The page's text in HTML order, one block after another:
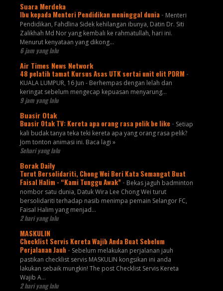
Suara Merdeka
Ibu kepada Menteri Pendidikan meninggal dunia - Menteri
Pendidikan, Fahdlina Sidek kehilangan ibunya, Datin Dr. Siti
Zalikhah Md Nor yang kembali ke rahmatullah, hari ini.
Menurut kenyataan yang dikong...
6 jam yang lalu
Air Times News Network
48 pelatih tamat Kursus Asas UTK sertai unit elit PDRM -
KUALA LUMPUR, 16 Jun - Berhempas dengan lelah dan
keringat sebelum mengecap kepuasan menyarung…
9 jam yang lalu
Buasir Otak
Buasir Otak TV: Kereta apa orang rasa pelik be like - Setiap
kali budak tanya teka teki kereta apa yang orang rasa pelik?
Jom tonton animasi ini. Baca lagi »
Sehari yang lalu
Borak Daily
Turut Bersolidariti, Chong Wei Beri Kata Semangat Buat
Faisal Halim - “Kami Tunggu Awak” - Bekas jaguh badminton
nombor satu dunia, Datuk Wira Lee Chong Wei turut
bersolidariti terhadap nasib menimpa pemain Selangor FC,
Faisal Halim yang menjad...
2 hari yang lalu
MASKULIN
Checklist Servis Kereta Wajib Anda Buat Sebelum
Perjalanan Jauh - Sebelum melakukan perjalanan jauh
pastikan checklist servis MASKULIN kongsikan ini anda
lakukan sebaik mungkin! The post Checklist Servis Kereta
Wajib A...
2 hari yang lalu